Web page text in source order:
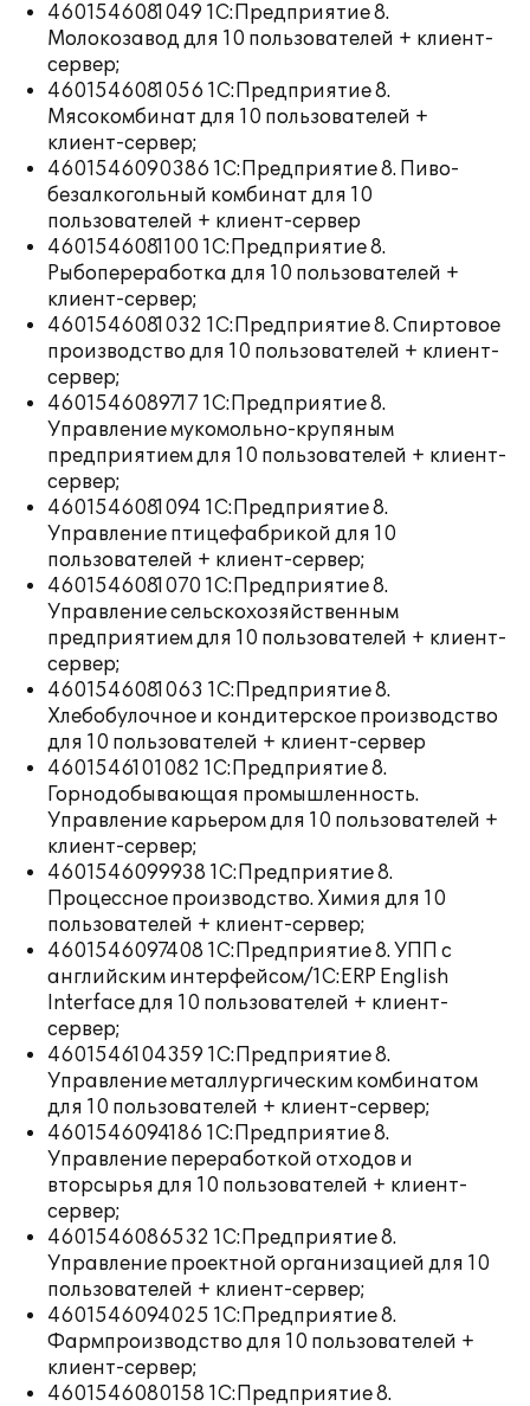
4601546081049 1С:Предприятие 8.
Молокозавод для 10 пользователей + клиент-
сервер;
4601546081056 1С:Предприятие 8.
Мясокомбинат для 10 пользователей +
клиент-сервер;
4601546090386 1С:Предприятие 8. Пиво-
безалкогольный комбинат для 10
пользователей + клиент-сервер
4601546081100 1С:Предприятие 8.
Рыбопереработка для 10 пользователей +
клиент-сервер;
4601546081032 1С:Предприятие 8. Спиртовое
производство для 10 пользователей + клиент-
сервер;
4601546089717 1С:Предприятие 8.
Управление мукомольно-крупяным
предприятием для 10 пользователей + клиент-
сервер;
4601546081094 1С:Предприятие 8.
Управление птицефабрикой для 10
пользователей + клиент-сервер;
4601546081070 1С:Предприятие 8.
Управление сельскохозяйственным
предприятием для 10 пользователей + клиент-
сервер;
4601546081063 1С:Предприятие 8.
Хлебобулочное и кондитерское производство
для 10 пользователей + клиент-сервер
4601546101082 1С:Предприятие 8.
Горнодобывающая промышленность.
Управление карьером для 10 пользователей +
клиент-сервер;
4601546099938 1С:Предприятие 8.
Процессное производство. Химия для 10
пользователей + клиент-сервер;
4601546097408 1С:Предприятие 8. УПП с
английским интерфейсом/1C:ERP English
Interface для 10 пользователей + клиент-
сервер;
4601546104359 1С:Предприятие 8.
Управление металлургическим комбинатом
для 10 пользователей + клиент-сервер;
4601546094186 1С:Предприятие 8.
Управление переработкой отходов и
вторсырья для 10 пользователей + клиент-
сервер;
4601546086532 1С:Предприятие 8.
Управление проектной организацией для 10
пользователей + клиент-сервер;
4601546094025 1С:Предприятие 8.
Фармпроизводство для 10 пользователей +
клиент-сервер;
4601546080158 1С:Предприятие 8.